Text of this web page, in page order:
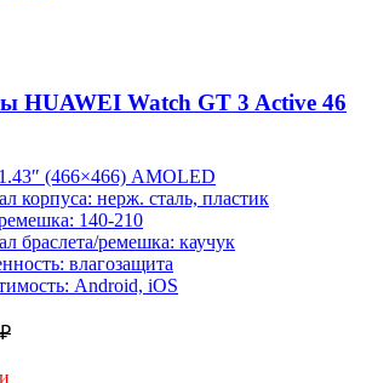
HUAWEI Watch GT 3 Active 46
(466×466) AMOLED
корпуса: нерж. сталь, пластик
140-210
браслета/ремешка: каучук
влагозащита
Android, iOS
₽